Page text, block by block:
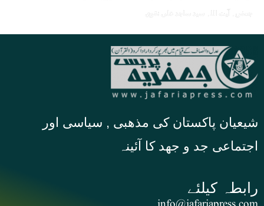
شیعیان پاکستان کی مذهبی , سیاسی اور
اجتماعی جد و جهد کا آئینہ